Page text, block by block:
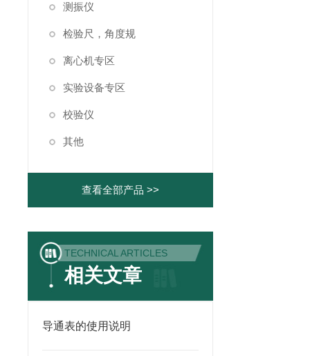
测振仪
检验尺，角度规
离心机专区
实验设备专区
校验仪
其他
查看全部产品 >>
TECHNICAL ARTICLES
相关文章
导通表的使用说明